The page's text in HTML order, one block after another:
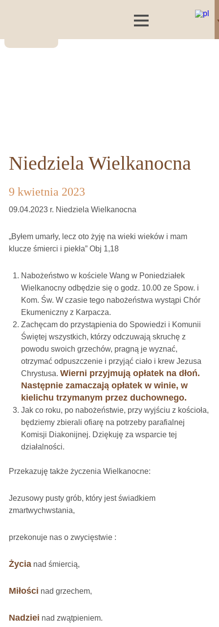
Niedziela Wielkanocna
9 kwietnia 2023
09.04.2023 r. Niedziela Wielkanocna
„Byłem umarły, lecz oto żyję na wieki wieków i mam
klucze śmierci i piekła” Obj 1,18
Nabożeństwo w kościele Wang w Poniedziałek
Wielkanocny odbędzie się o godz. 10.00 ze Spow. i
Kom. Św. W czasie tego nabożeństwa wystąpi Chór
Ekumeniczny z Karpacza.
Zachęcam do przystąpienia do Spowiedzi i Komunii
Świętej wszystkich, którzy odczuwają skruchę z
powodu swoich grzechów, pragną je wyznać,
otrzymać odpuszczenie i przyjąć ciało i krew Jezusa
Chrystusa. Wierni przyjmują opłatek na dłoń.
Następnie zamaczają opłatek w winie, w
kielichu trzymanym przez duchownego.
Jak co roku, po nabożeństwie, przy wyjściu z kościoła,
będziemy zbierali ofiarę na potrzeby parafialnej
Komisji Diakonijnej. Dziękuję za wsparcie tej
działalności.
Przekazuję także życzenia Wielkanocne:
Jezusowy pusty grób, który jest świadkiem
zmartwychwstania,
przekonuje nas o zwycięstwie :
Życianad śmiercią,
Miłości nad grzechem,
Nadziei nad zwątpieniem.